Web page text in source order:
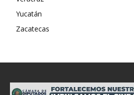
Yucatán
Zacatecas